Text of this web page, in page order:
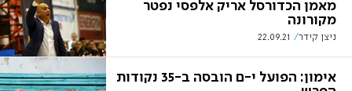
מאמן הכדורסל אריק אלפסי נפטר
מקורונה
ניצן קידר 22.09.21
אימון: הפועל י-ם הובסה ב-35 נקודות